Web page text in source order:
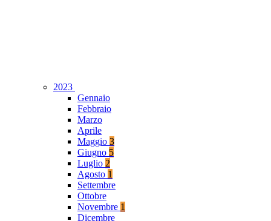
2023
Gennaio
Febbraio
Marzo
Aprile
Maggio 3
Giugno 5
Luglio 2
Agosto 1
Settembre
Ottobre
Novembre 1
Dicembre